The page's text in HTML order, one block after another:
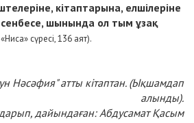
кітаптарына, елшілеріне
шынында ол тым ұзақ
сүресі, 136 аят).
Нәсәфия" атты кітаптан. (Ықшамдап
алынды).
дайындаған: Абдусамат Қасым